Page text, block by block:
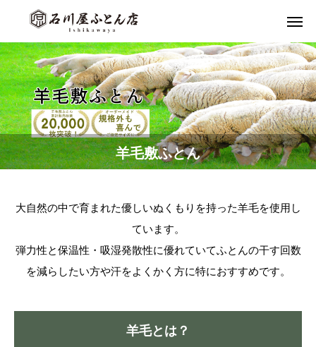
羊毛敷ふとん
大自然の中で育まれた優しいぬくもりを持った羊毛を使用し
ています。
弾力性と保温性・吸湿発散性に優れていてふとんの干す回数
を減らしたい方や汗をよくかく方に特におすすめです。
羊毛とは？